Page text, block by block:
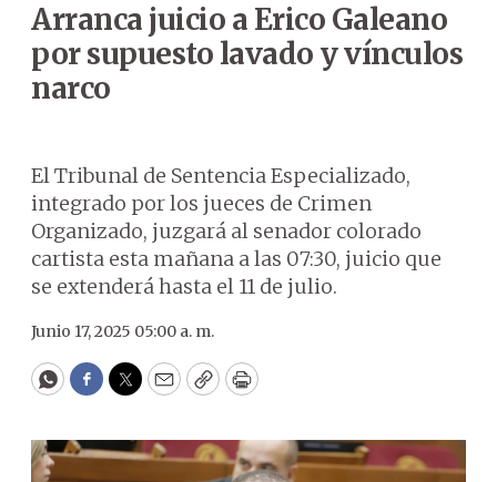
Arranca juicio a Erico Galeano
por supuesto lavado y vínculos
narco
El Tribunal de Sentencia Especializado,
integrado por los jueces de Crimen
Organizado, juzgará al senador colorado
cartista esta mañana a las 07:30, juicio que
se extenderá hasta el 11 de julio.
Junio 17, 2025 05:00 a. m.
WhatsApp
Facebook
Twitter
EmailCopyPrint